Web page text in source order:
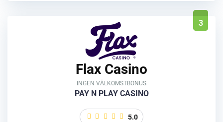
3
Flax Casino
INGEN VÄLKOMSTBONUS
PAY N PLAY CASINO
5.0